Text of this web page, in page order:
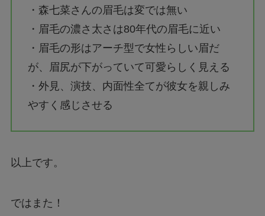
・森七菜さんの眉毛は変では無い
・眉毛の濃さ太さは80年代の眉毛に近い
・眉毛の形はアーチ型で女性らしい眉だ
が、眉尻が下がっていて可愛らしく見える
・外見、演技、内面性全てが彼女を親しみ
やすく感じさせる
以上です。
ではまた！